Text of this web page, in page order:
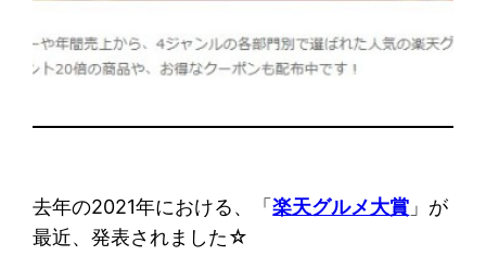
去年の2021年における、「楽天グルメ大賞 」が
最近、発表されました☆